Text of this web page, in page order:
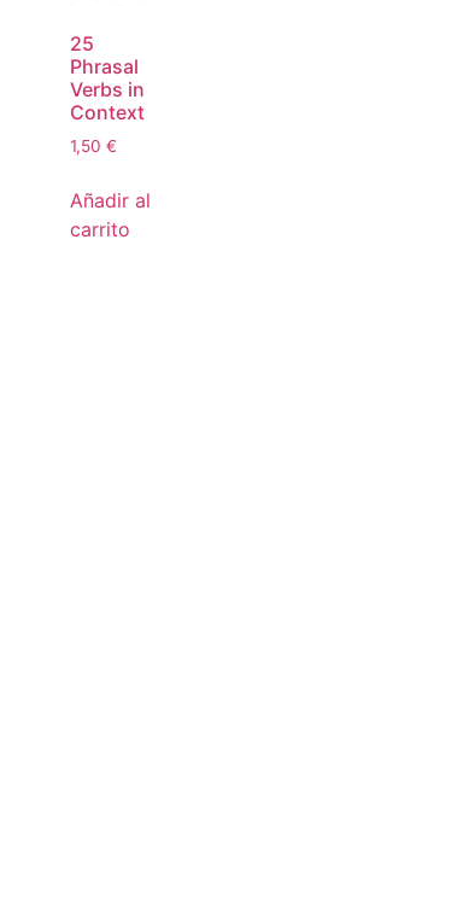
25
Phrasal
Verbs in
Context
1,50 €
Añadir al
carrito